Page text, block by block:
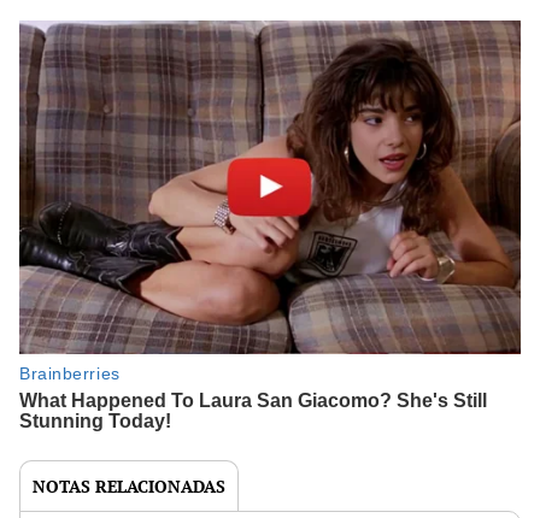
NOTAS RELACIONADAS